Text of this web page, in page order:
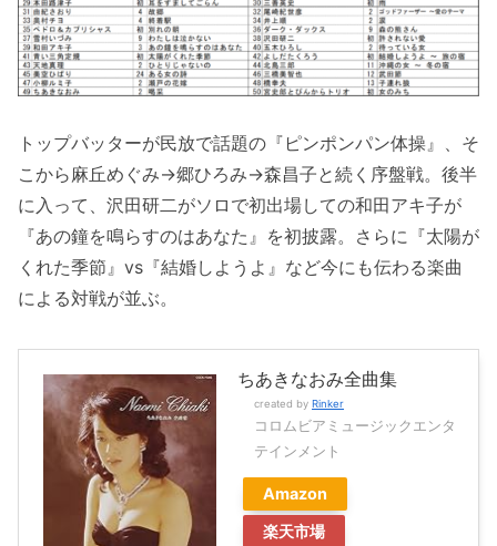
トップバッターが民放で話題の『ピンポンパン体操』、そ
こから麻丘めぐみ→郷ひろみ→森昌子と続く序盤戦。後半
に入って、沢田研二がソロで初出場しての和田アキ子が
『あの鐘を鳴らすのはあなた』を初披露。さらに『太陽が
くれた季節』vs『結婚しようよ』など今にも伝わる楽曲
による対戦が並ぶ。
ちあきなおみ全曲集
created by Rinker
コロムビアミュージックエンタ
テインメント
Amazon
楽天市場